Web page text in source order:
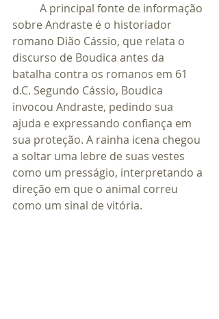
sobre Andraste é o historiador
romano Dião Cássio, que relata o
discurso de Boudica antes da
batalha contra os romanos em 61
d.C. Segundo Cássio, Boudica
invocou Andraste, pedindo sua
ajuda e expressando confiança em
sua proteção. A rainha icena chegou
a soltar uma lebre de suas vestes
como um presságio, interpretando a
direção em que o animal correu
como um sinal de vitória.